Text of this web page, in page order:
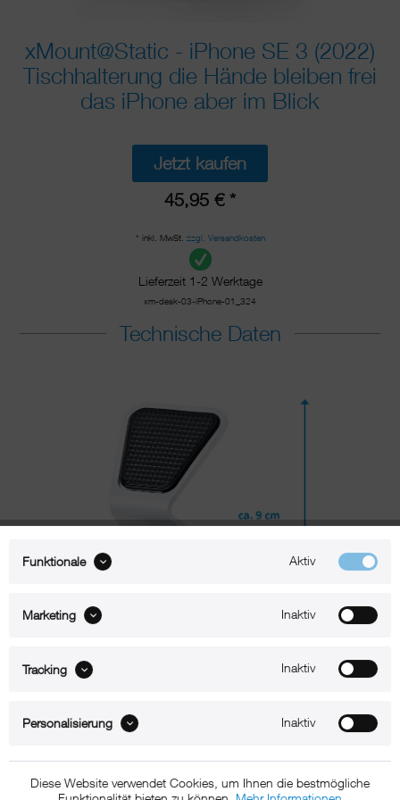
xMount@Static - iPhone SE 3 (2022)
Tischhalterung die Hände bleiben frei
das iPhone aber im Blick
Jetzt kaufen
45,95 € *
* inkl. MwSt. zzgl. Versandkosten
Lieferzeit 1-2 Werktage
xm-desk-03-iPhone-01_324
Technische Daten
Der xMount Static ist der aufs Wesentliche reduzierte Design-iPhone
Funktionale Aktiv
Marketing Inaktiv
Tracking Inaktiv
Personalisierung Inaktiv
Diese Website verwendet Cookies, um Ihnen die bestmögliche